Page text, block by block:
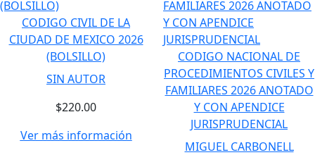
CODIGO CIVIL DE LA
CIUDAD DE MEXICO 2026
(BOLSILLO)
SIN AUTOR
$220.00
Ver más información
CODIGO NACIONAL DE
PROCEDIMIENTOS CIVILES Y
FAMILIARES 2026 ANOTADO
Y CON APENDICE
JURISPRUDENCIAL
MIGUEL CARBONELL